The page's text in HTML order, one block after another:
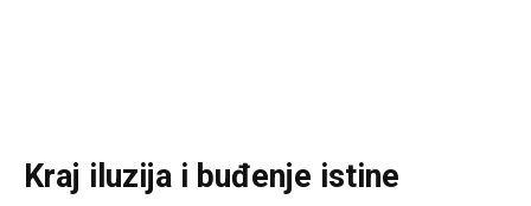
Kraj iluzija i buđenje istine